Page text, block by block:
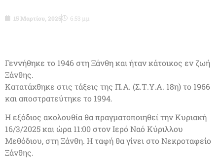
15 Μαρτίου, 2025 6:53 μμ
Γεννήθηκε το 1946 στη Ξάνθη και ήταν κάτοικος εν ζωή
Ξάνθης.
Κατατάχθηκε στις τάξεις της Π.Α. (Σ.Τ.Υ.Α. 18η) το 1966
και αποστρατεύτηκε το 1994.
H εξόδιος ακολουθία θα πραγματοποιηθεί την Κυριακή
16/3/2025 και ώρα 11:00 στον Ιερό Ναό Κύριλλου
Μεθόδιου, στη Ξάνθη. Η ταφή θα γίνει στο Νεκροταφείο
Ξάνθης.